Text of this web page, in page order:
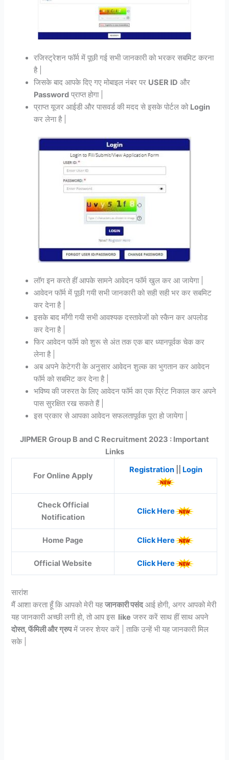
रजिस्ट्रेशन फॉर्म में पूछी गई सभी जानकारी को भरकर सबमिट करना
है |
जिसके बाद आपके दिए गए मोबाइल नंबर पर USER ID और
Password प्राप्त होगा |
प्राप्त यूजर आईडी और पासवर्ड की मदद से इसके पोर्टल को Login
कर लेना है |
लॉग इन करते हीं आपके सामने आवेदन फॉर्म खुल कर आ जायेगा |
आवेदन फॉर्म में पूछी गयी सभी जानकारी को सही सही भर कर सबमिट
कर देना है |
इसके बाद माँगी गयी सभी आवश्यक दस्तावेजों को स्कैन कर अपलोड
कर देना है |
फिर आवेदन फॉर्म को शुरू से अंत तक एक बार ध्यानपूर्वक चेक कर
लेना है |
अब अपने केटेगरी के अनुसार आवेदन शुल्क का भुगतान कर आवेदन
फॉर्म को सबमिट कर देना है |
भविष्य की जरुरत के लिए आवेदन फॉर्म का एक प्रिंट निकाल कर अपने
पास सुरक्षित रख सकते हैं |
इस प्रकार से आपका आवेदन सफलतापूर्वक पूरा हो जायेगा |
JIPMER Group B and C Recruitment 2023 : Important
Links
For Online Apply
Registration|| Login
Check Official
Notification
Click Here
Home Page Click Here
Official Website Click Here
सारांश
मैं आशा करता हूँ कि आपको मेरी यहजानकारी पसंदआई होगी, अगर आपको मेरी
यह जानकारी अच्छी लगी हो, तो आप इस like जरुर करें साथ हीं साथ अपने
दोस्त, फॅमिली और ग्रुपमें जरुर शेयर करें | ताकि उन्हें भी यह जानकारी मिल
सके |